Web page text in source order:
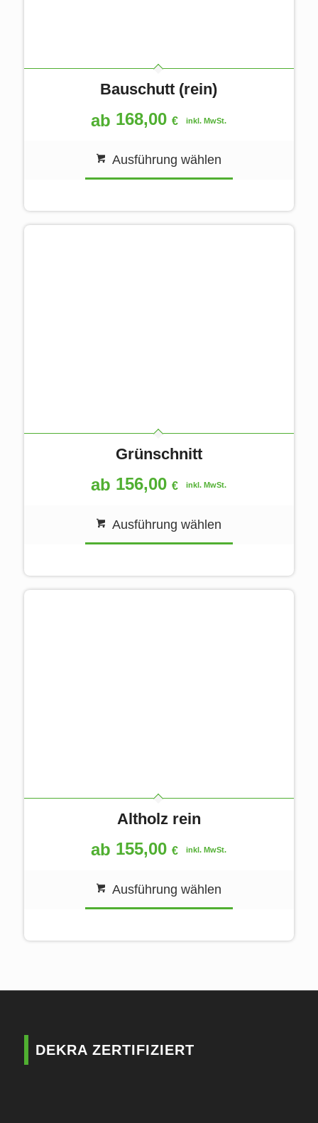
Bauschutt (rein)
ab 168,00€ inkl. MwSt.
Ausführung wählen
Grünschnitt
ab 156,00€ inkl. MwSt.
Ausführung wählen
Altholz rein
ab 155,00€ inkl. MwSt.
Ausführung wählen
DEKRA ZERTIFIZIERT